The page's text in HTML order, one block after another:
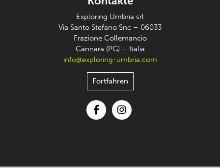
Exploring Umbria srl
Via Santo Stefano Snc – 06033
Frazione Collemancio
Cannara (PG) – Italia
info@exploring-umbria.com
Fortfahren